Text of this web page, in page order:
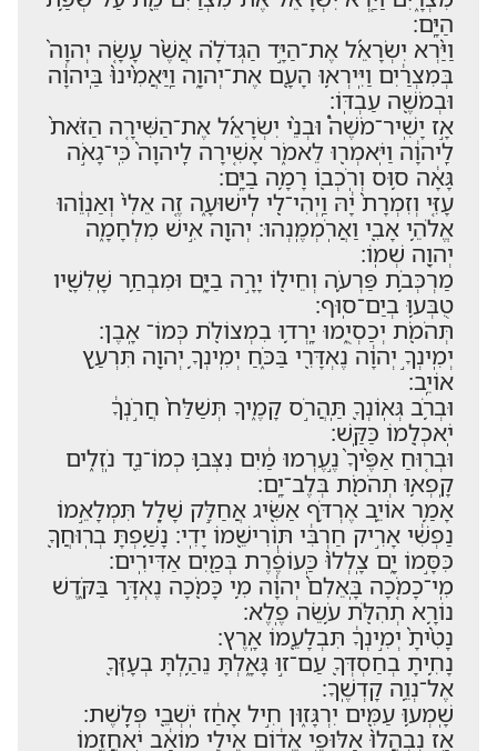
הַיָּֽם׃
וַיַּ֨רְא יִשְׂרָאֵ֜ל אֶת־הַיָּ֣ד הַגְּדֹלָ֗ה אֲשֶׁ֨ר עָשָׂ֤ה יְהוָה֙
בְּמִצְרַ֔יִם וַיִּֽירְא֥וּ הָעָ֖ם אֶת־יְהוָ֑ה וַֽיַּאֲמִ֨ינוּ֙ בַּֽיהוָ֔ה
וּבְמֹשֶׁ֖ה עַבְדּֽוֹ׃
אָ֣ז יָשִֽׁיר־מֹשֶׁה֩ וּבְנֵ֨י יִשְׂרָאֵ֜ל אֶת־הַשִּׁירָ֤ה הַזֹּאת֙
לַֽיהוָ֔ה וַיֹּֽאמְר֖וּ לֵאמֹ֑ר אָשִׁ֤ירָה לַֽיהוָה֙ כִּֽי־גָאֹ֣ה
גָּאָ֔ה ס֥וּס וְרֹֽכְב֖וֹ רָמָ֥ה בַיָּֽם׃
עָזִּ֤י וְזִמְרָת֙ יָ֔הּ וַֽיְהִי־לִ֖י לִֽישׁוּעָ֑ה זֶ֤ה אֵלִי֙ וְאַנְוֵ֔הוּ
אֱלֹהֵ֥י אָבִ֖י וַאֲרֹֽמְמֶֽנְהוּ׃ יְהוָ֖ה אִ֣ישׁ מִלְחָמָ֑ה
יְהוָ֖ה שְׁמֽוֹ׃
מַרְכְּבֹ֥ת פַּרְעֹ֛ה וְחֵיל֖וֹ יָרָ֣ה בַיָּ֑ם וּמִבְחַ֥ר שָֽׁלִשָׁ֖יו
טֻבְּע֥וּ בְיַם־סֽוּף׃
תְּהֹמֹ֖ת יְכַסְיֻ֑מוּ יָֽרְד֥וּ בִמְצוֹלֹ֖ת כְּמוֹ־ אָֽבֶן׃
יְמִֽינְךָ֣ יְהוָ֔ה נֶאְדָּרִ֖י בַּכֹּ֑חַ יְמִֽינְךָ֥ יְהוָ֖ה תִּרְעַ֥ץ
אוֹיֵֽב׃
וּבְרֹ֥ב גְּאֽוֹנְךָ֖ תַּֽהֲרֹ֣ס קָמֶ֑יךָ תְּשַׁלַּח֙ חֲרֹ֣נְךָ֔
יֹֽאכְלֵ֖מוֹ כַּקַּֽשׁ׃
וּבְר֤וּחַ אַפֶּ֨יךָ֙ נֶ֣עֶרְמוּ מַ֔יִם נִצְּב֥וּ כְמוֹ־נֵ֖ד נֹֽזְלִ֑ים
קָֽפְא֥וּ תְהֹמֹ֖ת בְּלֶב־יָֽם׃
אָמַ֥ר אוֹיֵ֛ב אֶרְדֹּ֥ף אַשִּׂ֖יג אֲחַלֵּ֣ק שָׁלָ֑ל תִּמְלָאֵ֣מוֹ
נַפְשִׁ֔י אָרִ֣יק חַרְבִּ֔י תּֽוֹרִישֵׁ֖מוֹ יָדִֽי׃ נָשַׁ֥פְתָּ בְרֽוּחֲךָ֖
כִּסָּ֣מוֹ יָ֑ם צָֽלְלוּ֙ כַּֽעוֹפֶ֔רֶת בְּמַ֖יִם אַדִּירִֽים׃
מִֽי־כָמֹ֤כָה בָּֽאֵלִם֙ יְהוָ֔ה מִ֥י כָּמֹ֖כָה נֶאְדָּ֣ר בַּקֹּ֑דֶשׁ
נוֹרָ֥א תְהִלֹּ֖ת עֹ֥שֵׂה פֶֽלֶא׃
נָטִ֨יתָ֙ יְמִ֣ינְךָ֔ תִּבְלָעֵ֖מוֹ אָֽרֶץ׃
נָחִ֥יתָ בְחַסְדְּךָ֖ עַם־ז֣וּ גָּאָ֑לְתָּ נֵהַ֥לְתָּ בְעָזְּךָ֖
אֶל־נְוֵ֥ה קָדְשֶֽׁךָ׃
שָֽׁמְע֥וּ עַמִּ֖ים יִרְגָּז֑וּן חִ֣יל אָחַ֔ז יֹֽשְׁבֵ֖י פְּלָֽשֶׁת׃
אָ֤ז נִבְהֲלוּ֙ אַלּוּפֵ֣י אֱד֔וֹם אֵילֵ֣י מוֹאָ֔ב יֹֽאחֲזֵ֖מוֹ